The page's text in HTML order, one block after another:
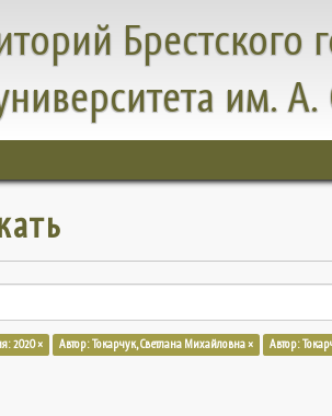
Брестского
им.
2020 × Автор: Токарчук, Светлана Михайловна ×
Автор: